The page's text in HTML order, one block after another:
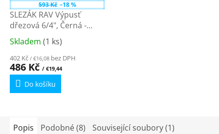
593 Kč –18 %
SLEZÁK RAV Výpusť
dřezová 6/4", Černá -
matná MD0819CMAT
Průměrné
hodnocení
produktu
je
5,0
Skladem (1 ks)
402 Kč / €16,08 bez DPH
486 Kč / €19,44
Do košíku
Popis Podobné (8)
Související soubory (1)